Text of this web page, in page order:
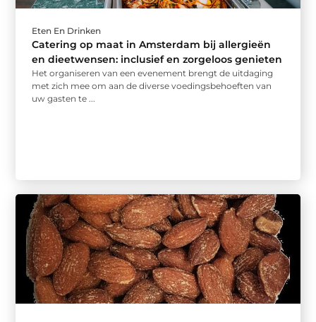
Eten En Drinken
Catering op maat in Amsterdam bij allergieën
en dieetwensen: inclusief en zorgeloos genieten
Het organiseren van een evenement brengt de uitdaging
met zich mee om aan de diverse voedingsbehoeften van
uw gasten te ...